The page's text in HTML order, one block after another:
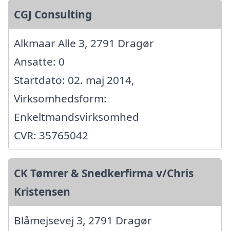
CGJ Consulting
Alkmaar Alle 3, 2791 Dragør
Ansatte: 0
Startdato: 02. maj 2014,
Virksomhedsform:
Enkeltmandsvirksomhed
CVR: 35765042
CK Tømrer & Snedkerfirma v/Chris
Kristensen
Blåmejsevej 3, 2791 Dragør